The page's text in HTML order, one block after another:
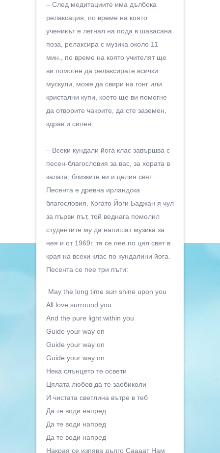
– След медитациите има дълбока
релаксация, по време на която
ученикът е легнал на пода в шавасана
поза, релаксира с музика около 11
мин., по време на която учителят ще
ви помогне да релаксирате всички
мускули, може да свири на гонг или
кристални купи, което ще ви помогне
да отворите чакрите, да сте заземен,
здрав и силен.
– Всеки кундали йога клас завършва с
песен-благословия за вас, за хората в
залата, близките ви и целия свят.
Песента е древна ирландска
благословия. Когато Йоги Баджан я чул
за първи път, той веднага помолил
студентите му да напишат музика за
нея и от 1969г. тя се пее по цял свят в
края на всеки клас по кундалини йога.
Песента се пее три пъти:
May the long time sun shine upon you
All love surround you
And the pure light within you
Guide your way on
Guide your way on
Guide your way on
Нека слънцето те освети
Цялата любов да те заобиколи
И чистата светлина вътре в теб
Да те води напред
Да те води напред
Да те води напред
Накрая се изпява дълго Саааат Нам,